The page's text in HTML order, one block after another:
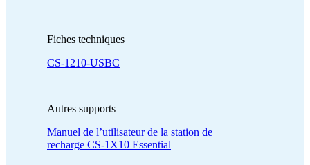
Fiches techniques
CS-1210-USBC
Autres supports
Manuel de l’utilisateur de la station de
recharge CS-1X10 Essential